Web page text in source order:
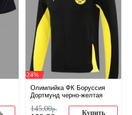
-24%
Олимпийка ФК Боруссия
Дортмунд черно-желтая
145.00р. Купить